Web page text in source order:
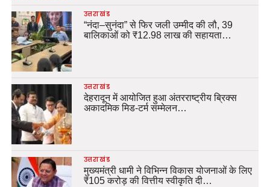
उत्तराखंड
“नंदा–सुनंदा” से फिर जली उम्मीद की लौ, 39
बालिकाओं को ₹12.98 लाख की सहायता…
उत्तराखंड
देहरादून में आयोजित हुआ अंतरराष्ट्रीय ब्रिक्स
अकादमिक मिड-टर्म सम्मेलन…
उत्तराखंड
मुख्यमंत्री धामी ने विभिन्न विकास योजनाओं के लिए
₹105 करोड़ की वित्तीय स्वीकृति दी…